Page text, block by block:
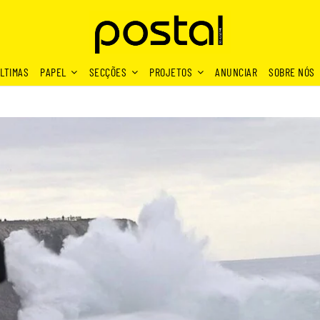
PAPEL SECÇÕES PROJETOS ANUNCIAR SOBRE NÓS